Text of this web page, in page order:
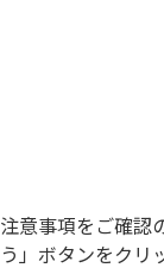
注意事項をご確認
う」ボタンをクリ